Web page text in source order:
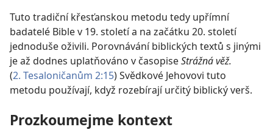
Tuto tradiční křesťanskou metodu tedy upřímní
badatelé Bible v 19. století a na začátku 20. století
jednoduše oživili. Porovnávání biblických textů s jinými
je až dodnes uplatňováno v časopiseStrážná věž.
(2. Tesaloničanům 2:15) Svědkové Jehovovi tuto
metodu používají, když rozebírají určitý biblický verš.
Prozkoumejme kontext